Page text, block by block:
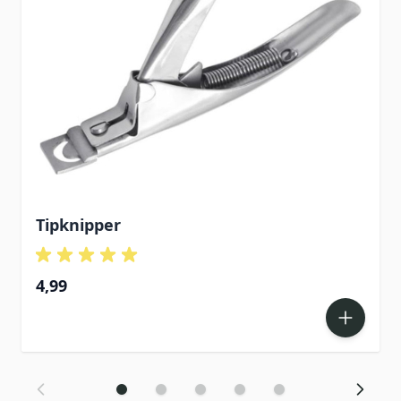
Tipknipper
4,99